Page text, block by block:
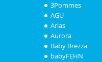
3Pommes
AGU
Arias
Aurora
Baby Brezza
babyFEHN